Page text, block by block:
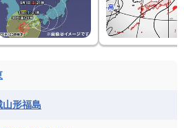
山形福島